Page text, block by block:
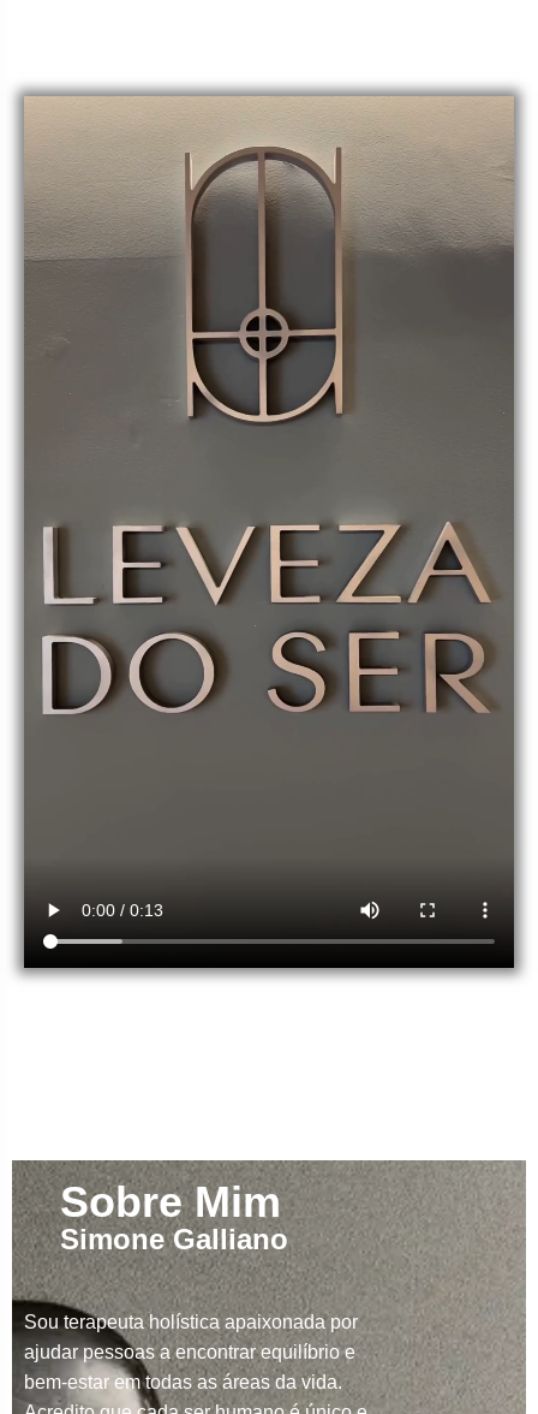
Sobre Mim
Simone Galliano
Sou terapeuta holística apaixonada por
ajudar pessoas a encontrar equilíbrio e
bem-estar em todas as áreas da vida.